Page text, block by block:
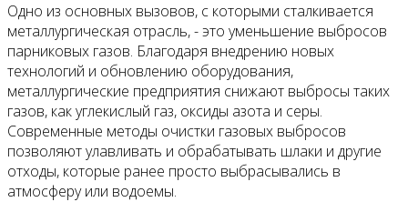
Одно из основных вызовов, с которыми сталкивается
металлургическая отрасль, - это уменьшение выбросов
парниковых газов. Благодаря внедрению новых
технологий и обновлению оборудования,
металлургические предприятия снижают выбросы таких
газов, как углекислый газ, оксиды азота и серы.
Современные методы очистки газовых выбросов
позволяют улавливать и обрабатывать шлаки и другие
отходы, которые ранее просто выбрасывались в
атмосферу или водоемы.